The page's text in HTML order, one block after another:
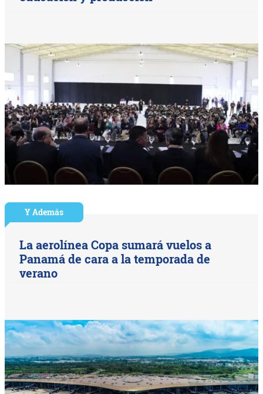
Y Además
La aerolínea Copa sumará vuelos a
Panamá de cara a la temporada de
verano